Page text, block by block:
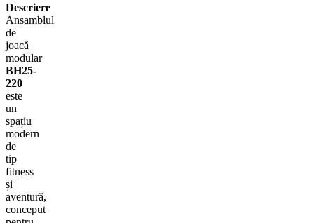
Descriere
Ansamblul
de
joacă
modular
BH25-
220
este
un
spațiu
modern
de
tip
fitness
și
aventură,
conceput